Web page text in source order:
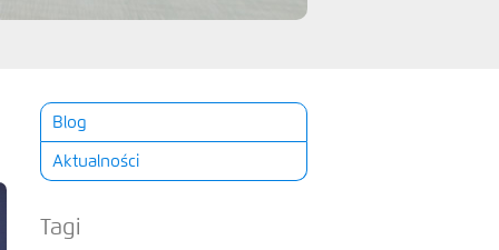
Blog
Aktualności
Tagi